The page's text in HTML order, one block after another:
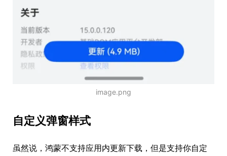
image.png
自定义弹窗样式
虽然说，鸿蒙不支持应用内更新下载，但是支持你自定